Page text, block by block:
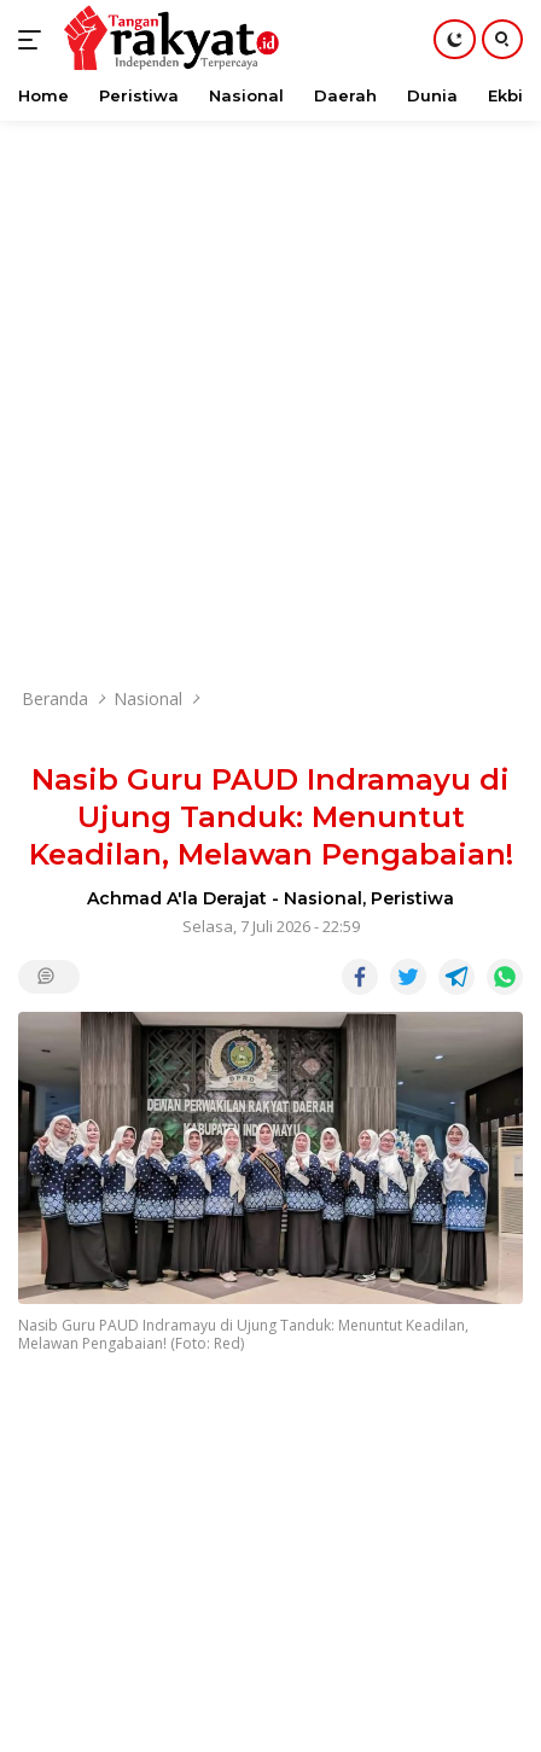
Langsung
Home Peristiwa Nasional Daerah Dunia Ekbis
Beranda Nasional
Nasib Guru PAUD Indramayu di
Ujung Tanduk: Menuntut
Keadilan, Melawan Pengabaian!
Achmad A'la Derajat - Nasional, Peristiwa
Selasa, 7 Juli 2026 - 22:59
Nasib Guru PAUD Indramayu di Ujung Tanduk: Menuntut Keadilan,
Melawan Pengabaian! (Foto: Red)